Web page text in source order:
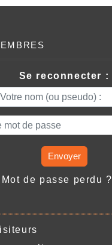
Se reconnecter :
Envoyer
Mot de passe perdu ?